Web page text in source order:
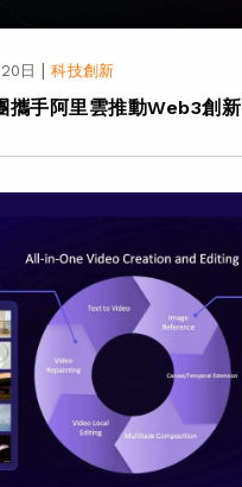
日 | 科技創新
攜手阿里雲推動Web3創新